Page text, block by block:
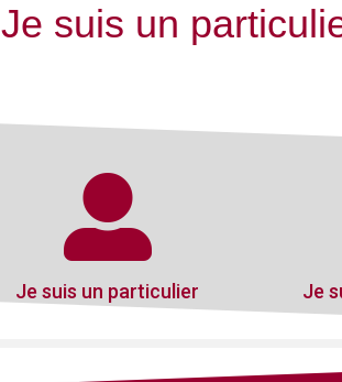
Je suis un
Je suis un particulier Je